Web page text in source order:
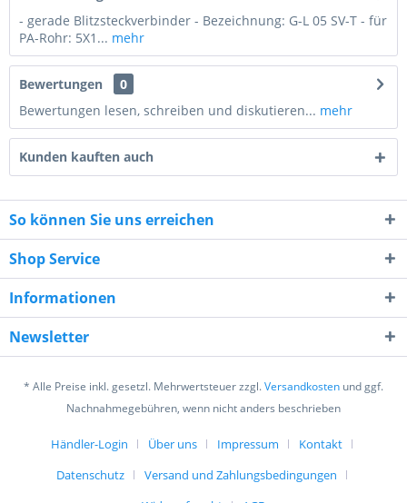
6 * 4 = ?
Ich habe die Datenschutzerklärung
verstanden und stimme zu. *
Mit * gekennzeichnete Felder sind Pflichtfelder.
Senden
- gerade Blitzsteckverbinder - Bezeichnung: G-L 05 SV-T - für
PA-Rohr: 5X1... mehr
Bewertungen
0
Bewertungen lesen, schreiben und diskutieren... mehr
Kunden kauften auch
So können Sie uns erreichen
Shop Service
Informationen
Newsletter
* Alle Preise inkl. gesetzl. Mehrwertsteuer zzgl.Versandkosten und ggf.
Nachnahmegebühren, wenn nicht anders beschrieben
Händler-Login Über uns Impressum
Kontakt
Datenschutz
Versand und Zahlungsbedingungen